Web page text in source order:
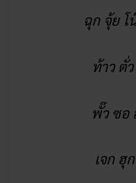
จู ฮุก ผ่อ
จู จุง
ท้าว ตั่